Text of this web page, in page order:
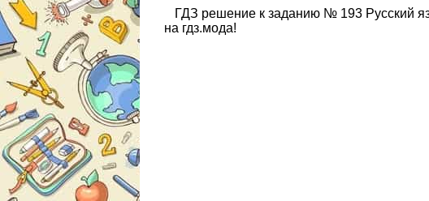
ГДЗ решение к заданию № 193 Русский
на гдз.мода!